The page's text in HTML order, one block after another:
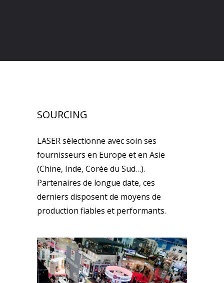
SOURCING
LASER sélectionne avec soin ses
fournisseurs en Europe et en Asie
(Chine, Inde, Corée du Sud…).
Partenaires de longue date, ces
derniers disposent de moyens de
production fiables et performants.